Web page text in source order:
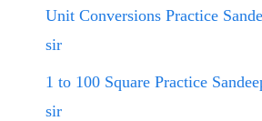
Unit Conversions Practice
sir
1 to 100 Square Practice
sir